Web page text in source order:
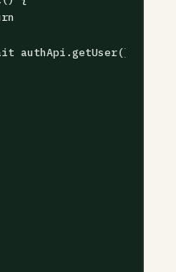
authApi.getUser()